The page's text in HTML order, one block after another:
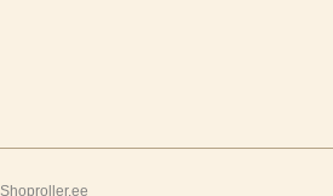
Shoproller.ee